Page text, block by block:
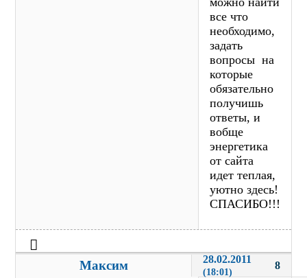
все что
необходимо,
задать
вопросы на
которые
обязательно
получишь
ответы, и
вобще
энергетика
от сайта
идет теплая,
уютно здесь!
СПАСИБО!!!
8
Максим 28.02.2011
(18:01)